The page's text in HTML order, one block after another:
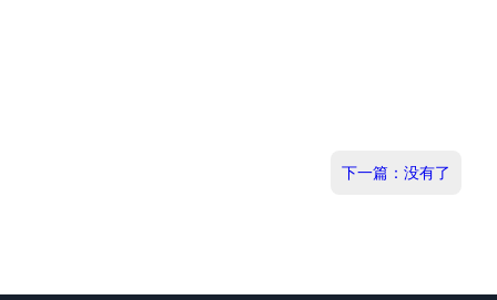
下一篇：没有了